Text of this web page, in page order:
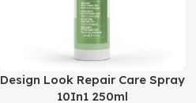
Design Look Repair Care Spray
10In1 250ml